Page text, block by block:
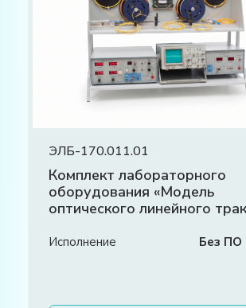
ЭЛБ-170.011.01
Комплект лабораторного
оборудования «Модель
оптического линейного
Исполнение Без ПО